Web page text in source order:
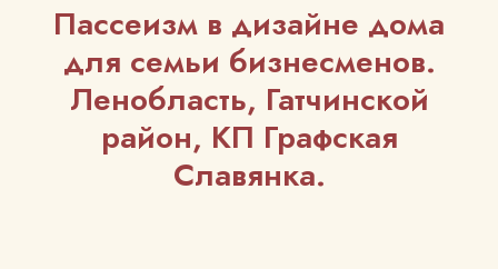
Пассеизм в дизайне дома
для семьи бизнесменов.
Ленобласть, Гатчинской
район, КП Графская
Славянка.